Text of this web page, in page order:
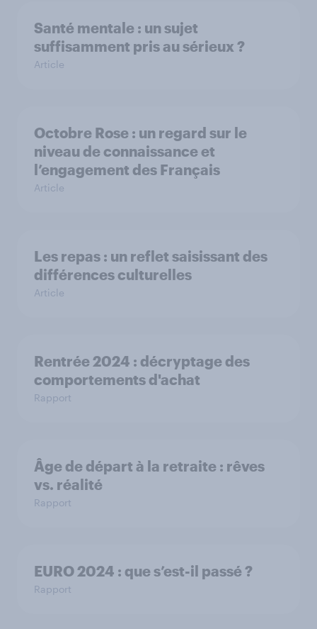
Santé mentale : un sujet
suffisamment pris au sérieux ?
Article
Octobre Rose : un regard sur le
niveau de connaissance et
l’engagement des Français
Article
Les repas : un reflet saisissant des
différences culturelles
Article
Rentrée 2024 : décryptage des
comportements d'achat
Rapport
Âge de départ à la retraite : rêves
vs. réalité
Rapport
EURO 2024 : que s’est-il passé ?
Rapport